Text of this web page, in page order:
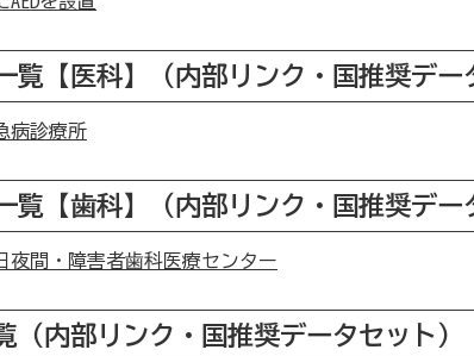
覧【医科】（内部リンク・国推奨デー
病診療所
覧【歯科】（内部リンク・国推奨デー
夜間・障害者歯科医療センター
（内部リンク・国推奨データセット）